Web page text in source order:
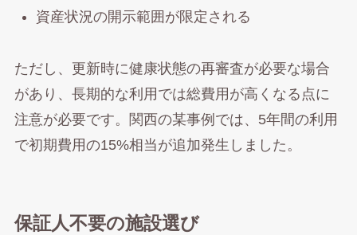
資産状況の開示範囲が限定される
ただし、更新時に健康状態の再審査が必要な場合
があり、長期的な利用では総費用が高くなる点に
注意が必要です。関西の某事例では、5年間の利用
で初期費用の15%相当が追加発生しました。
保証人不要の施設選び